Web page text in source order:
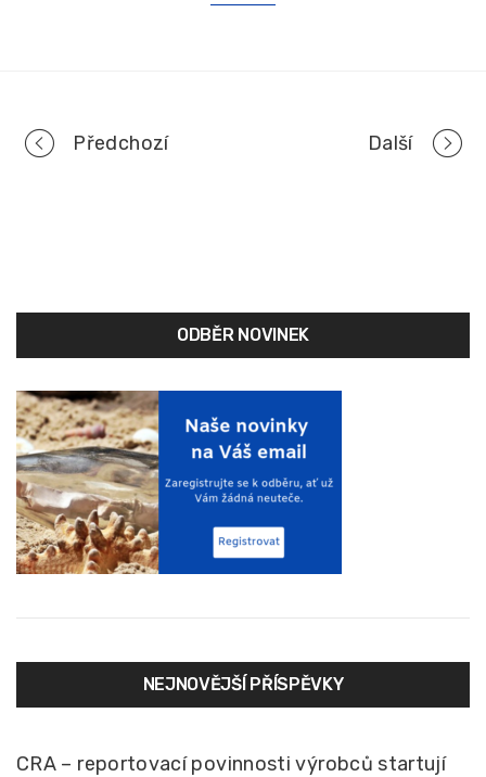
Portfolio
Předchozí Další
ODBĚR NOVINEK
NEJNOVĚJŠÍ PŘÍSPĚVKY
CRA – reportovací povinnosti výrobců startují